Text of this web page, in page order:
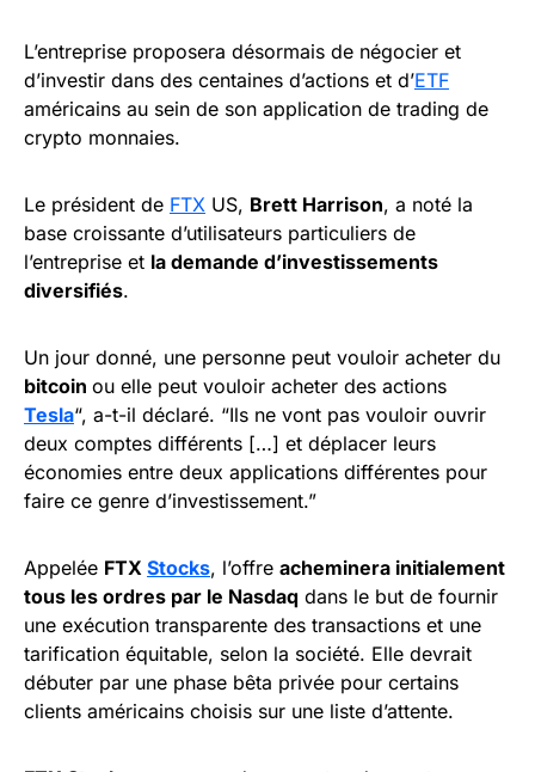
L’entreprise proposera désormais de négocier et
d’investir dans des centaines d’actions et d’ETF
américains au sein de son application de trading de
crypto monnaies.
Le président de FTX US, Brett Harrison, a noté la
base croissante d’utilisateurs particuliers de
l’entreprise et la demande d’investissements
diversifiés.
Un jour donné, une personne peut vouloir acheter du
bitcoin ou elle peut vouloir acheter des actions
Tesla“, a-t-il déclaré. “Ils ne vont pas vouloir ouvrir
deux comptes différents […] et déplacer leurs
économies entre deux applications différentes pour
faire ce genre d’investissement.”
Appelée FTX Stocks, l’offre acheminera initialement
tous les ordres par le Nasdaq dans le but de fournir
une exécution transparente des transactions et une
tarification équitable, selon la société. Elle devrait
débuter par une phase bêta privée pour certains
clients américains choisis sur une liste d’attente.